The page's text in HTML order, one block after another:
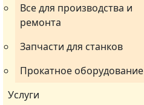
Все для производства и
ремонта
Запчасти для станков
Прокатное оборудование
Услуги